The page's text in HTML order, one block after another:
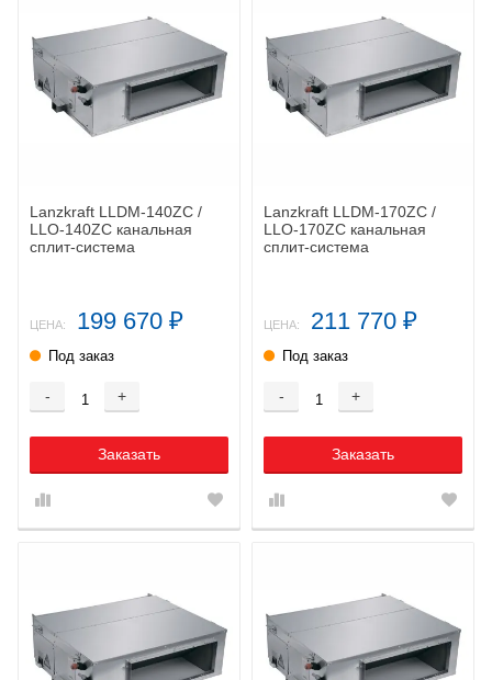
Lanzkraft LLDM-140ZC /
LLO-140ZC канальная
сплит-система
ЦЕНА: 199 670 ₽
Под заказ
- +
Заказать
Lanzkraft LLDM-170ZC /
LLO-170ZC канальная
сплит-система
ЦЕНА: 211 770 ₽
Под заказ
- +
Заказать